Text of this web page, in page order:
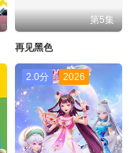
第5集
再见黑色
2.0分 2026